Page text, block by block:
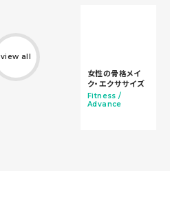
view all
女性の骨格メイ
ク・エクササイズ
Fitness /
Advance